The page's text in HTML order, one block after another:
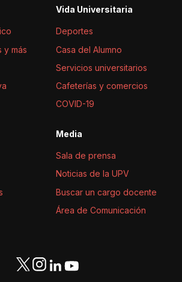
y más
Vida Universitaria
Deportes
Casa del Alumno
Servicios universitarios
Cafeterías y comercios
COVID-19
Media
Sala de prensa
Noticias de la UPV
Buscar un cargo docente
Área de Comunicación